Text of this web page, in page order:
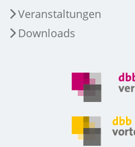
Veranstaltungen
Downloads